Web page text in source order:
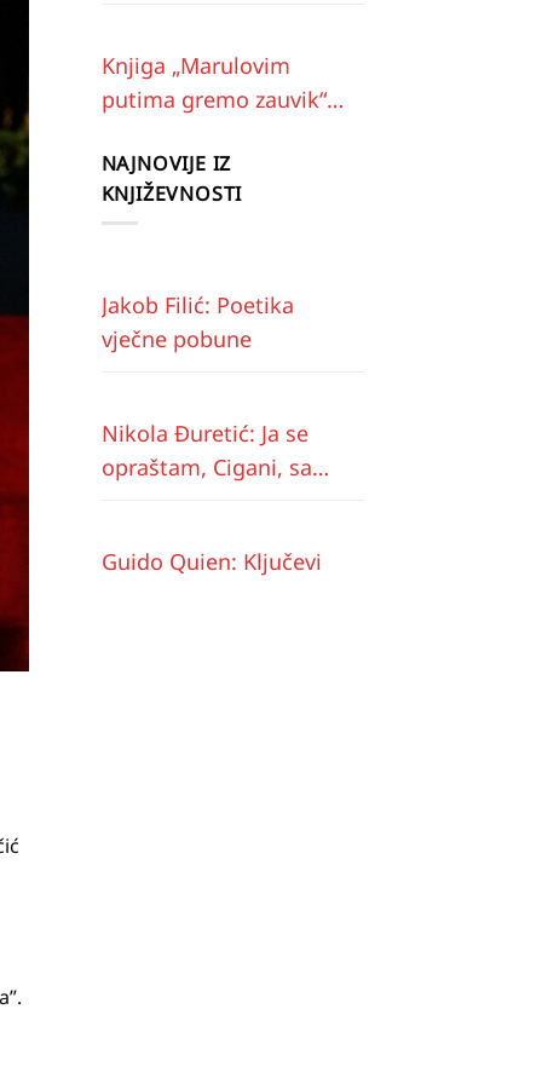
Knjiga „Marulovim
putima gremo zauvik“
Imotskom
NAJNOVIJE IZ
KNJIŽEVNOSTI
Jakob Filić: Poetika
vječne pobune
Nikola Đuretić: Ja se
opraštam, Cigani, sa
Guido Quien: Ključevi